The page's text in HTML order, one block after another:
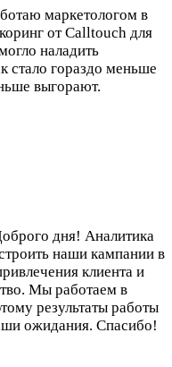
маркетологом в
от Calltouch для
наладить
стало гораздо меньше
выгорают.
дня! Аналитика
наши кампании в
клиента и
Мы работаем в
результаты работы
ожидания. Спасибо!